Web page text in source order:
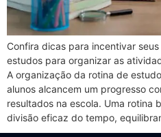
Confira dicas para incentivar
estudos para organizar as
A organização da rotina de
alunos alcancem um progresso
resultados na escola. Uma rotina
divisão eficaz do tempo,